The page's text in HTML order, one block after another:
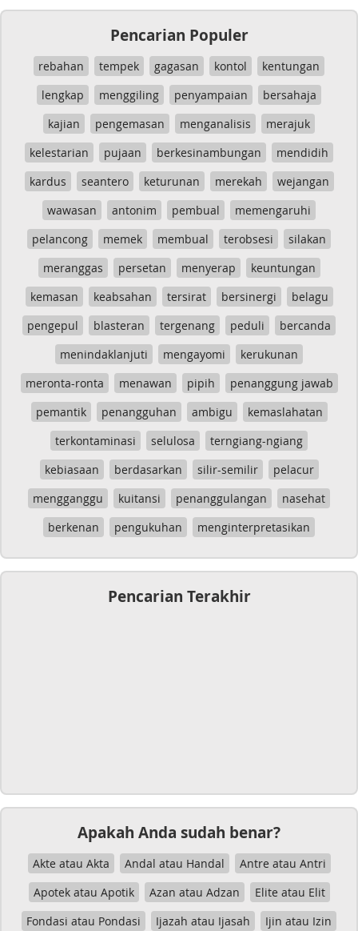
Pencarian Populer
rebahan tempek gagasan kontol
kentungan
lengkap
menggiling penyampaian
bersahaja
kajian
pengemasan menganalisis
merajuk
kelestarian
pujaan berkesinambungan
mendidih
kardus
seantero keturunan merekah
wejangan
wawasan
antonim pembual
memengaruhi
pelancong
memek membual terobsesi
silakan
meranggas
persetan menyerap
keuntungan
kemasan
keabsahan tersirat bersinergi
belagu
pengepul
blasteran tergenang peduli
bercanda
menindaklanjuti
mengayomi
kerukunan
meronta-ronta
menawan pipih
penanggung jawab
pemantik
penangguhan ambigu
kemaslahatan
terkontaminasi
selulosa
terngiang-ngiang
kebiasaan
berdasarkan silir-semilir
pelacur
mengganggu
kuitansi penanggulangan
nasehat
berkenan
pengukuhan menginterpretasikan
Pencarian Terakhir
Apakah Anda sudah benar?
Akte atau Akta Andal atau Handal
Antre atau Antri
Apotek atau Apotik
Azan atau Adzan
Elite atau Elit
Fondasi atau Pondasi
Ijazah atau Ijasah
Ijin atau Izin